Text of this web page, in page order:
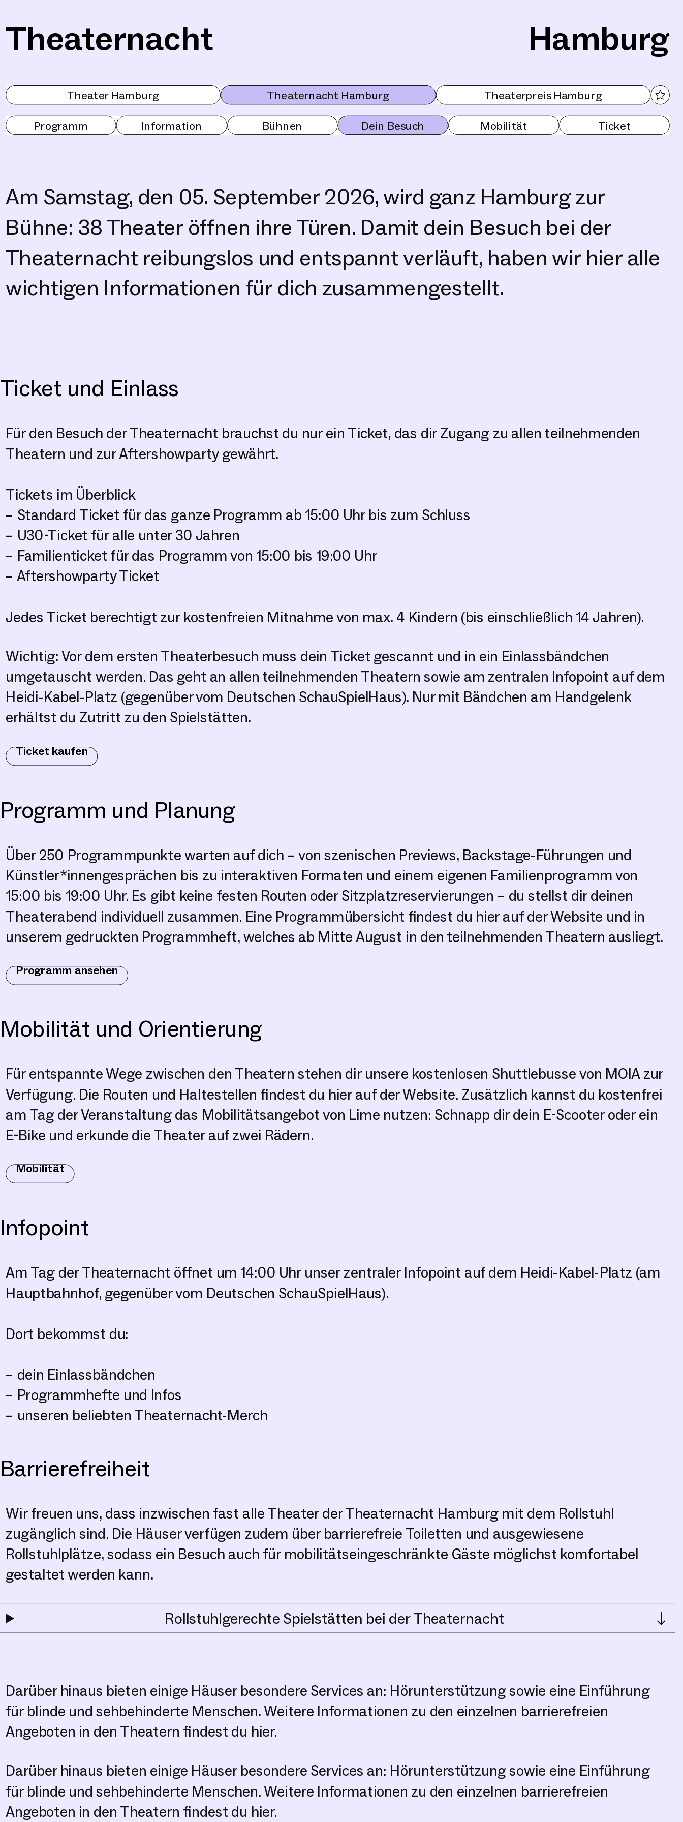
Theaternacht Hamburg
Theater Hamburg Theaternacht Hamburg Theaterpreis Hamburg
Programm Information Bühnen Dein Besuch Mobilität Ticket
Am Samstag, den 05. September 2026, wird ganz Hamburg zur
Bühne: 38 Theater öffnen ihre Türen. Damit dein Besuch bei der
Theaternacht reibungslos und entspannt verläuft, haben wir hier alle
wichtigen Informationen für dich zusammengestellt.
Ticket und Einlass
Für den Besuch der Theaternacht brauchst du nur ein Ticket, das dir Zugang zu allen teilnehmenden
Theatern und zur Aftershowparty gewährt.
Tickets im Überblick
– Standard Ticket für das ganze Programm ab 15:00 Uhr bis zum Schluss
– U30-Ticket für alle unter 30 Jahren
– Familienticket für das Programm von 15:00 bis 19:00 Uhr
– Aftershowparty Ticket
Jedes Ticket berechtigt zur kostenfreien Mitnahme von max. 4 Kindern (bis einschließlich 14 Jahren).
Wichtig: Vor dem ersten Theaterbesuch muss dein Ticket gescannt und in ein Einlassbändchen
umgetauscht werden. Das geht an allen teilnehmenden Theatern sowie am zentralen Infopoint auf dem
Heidi-Kabel-Platz (gegenüber vom Deutschen SchauSpielHaus). Nur mit Bändchen am Handgelenk
erhältst du Zutritt zu den Spielstätten.
Ticket kaufen
Programm und Planung
Über 250 Programmpunkte warten auf dich – von szenischen Previews, Backstage-Führungen und
Künstler*innengesprächen bis zu interaktiven Formaten und einem eigenen Familienprogramm von
15:00 bis 19:00 Uhr. Es gibt keine festen Routen oder Sitzplatzreservierungen – du stellst dir deinen
Theaterabend individuell zusammen. Eine Programmübersicht findest du hier auf der Website und in
unserem gedruckten Programmheft, welches ab Mitte August in den teilnehmenden Theatern ausliegt.
Programm ansehen
Mobilität und Orientierung
Für entspannte Wege zwischen den Theatern stehen dir unsere kostenlosen Shuttlebusse von MOIA zur
Verfügung. Die Routen und Haltestellen findest du hier auf der Website. Zusätzlich kannst du kostenfrei
am Tag der Veranstaltung das Mobilitätsangebot von Lime nutzen: Schnapp dir dein E-Scooter oder ein
E-Bike und erkunde die Theater auf zwei Rädern.
Mobilität
Infopoint
Am Tag der Theaternacht öffnet um 14:00 Uhr unser zentraler Infopoint auf dem Heidi-Kabel-Platz (am
Hauptbahnhof, gegenüber vom Deutschen SchauSpielHaus).
Dort bekommst du:
– dein Einlassbändchen
– Programmhefte und Infos
– unseren beliebten Theaternacht-Merch
Barrierefreiheit
Wir freuen uns, dass inzwischen fast alle Theater der Theaternacht Hamburg mit dem Rollstuhl
zugänglich sind. Die Häuser verfügen zudem über barrierefreie Toiletten und ausgewiesene
Rollstuhlplätze, sodass ein Besuch auch für mobilitätseingeschränkte Gäste möglichst komfortabel
gestaltet werden kann.
Rollstuhlgerechte Spielstätten bei der Theaternacht
Darüber hinaus bieten einige Häuser besondere Services an: Hörunterstützung sowie eine Einführung
für blinde und sehbehinderte Menschen. Weitere Informationen zu den einzelnen barrierefreien
Angeboten in den Theatern findest du hier.
Darüber hinaus bieten einige Häuser besondere Services an: Hörunterstützung sowie eine Einführung
für blinde und sehbehinderte Menschen. Weitere Informationen zu den einzelnen barrierefreien
Angeboten in den Theatern findest du hier.